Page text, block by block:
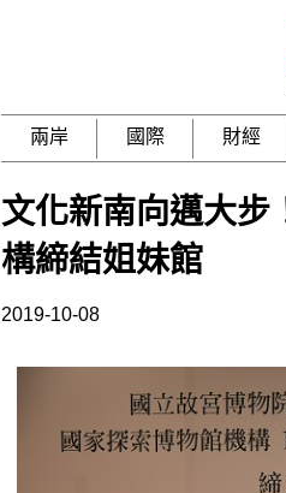
兩岸 國際 財經
文化新南向邁大步
構締結姐妹館
2019-10-08